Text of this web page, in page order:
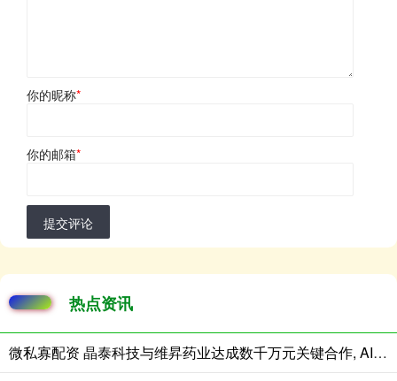
你的昵称*
你的邮箱*
提交评论
热点资讯
微私寡配资 晶泰科技与维昇药业达成数千万元关键合作, AI+机器人共拓内分泌药物千亿级蓝海市场